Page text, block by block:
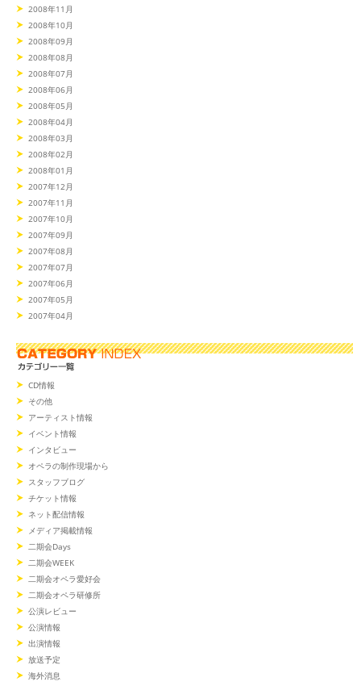
2008年11月
2008年10月
2008年09月
2008年08月
2008年07月
2008年06月
2008年05月
2008年04月
2008年03月
2008年02月
2008年01月
2007年12月
2007年11月
2007年10月
2007年09月
2007年08月
2007年07月
2007年06月
2007年05月
2007年04月
CD情報
その他
アーティスト情報
イベント情報
インタビュー
オペラの制作現場から
スタッフブログ
チケット情報
ネット配信情報
メディア掲載情報
二期会Days
二期会WEEK
二期会オペラ愛好会
二期会オペラ研修所
公演レビュー
公演情報
出演情報
放送予定
海外消息